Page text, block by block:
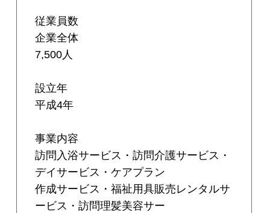
従業員数
企業全体
7,500人
設立年
平成4年
事業内容
訪問入浴サービス・訪問介護サービス・
デイサービス・ケアプラン
作成サービス・福祉用具販売レンタルサ
ービス・訪問理髪美容サー